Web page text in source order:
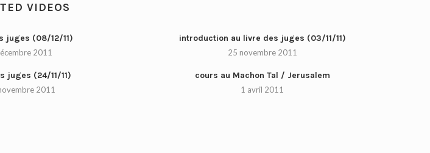
VIDEOS
juges (08/12/11)
2011
introduction au livre des juges (03/11/11)
25 novembre 2011
juges (24/11/11)
2011
cours au Machon Tal / Jerusalem
1 avril 2011